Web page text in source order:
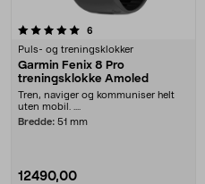
6
Puls- og treningsklokker
Garmin Fenix 8 Pro
treningsklokke Amoled
Tren, naviger og kommuniser helt
uten mobil. ....
Bredde: 51 mm
12490,00
5.0 av 5 stjerner